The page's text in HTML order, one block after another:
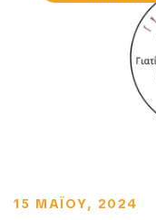
15 ΜΑΪΟΥ, 2024